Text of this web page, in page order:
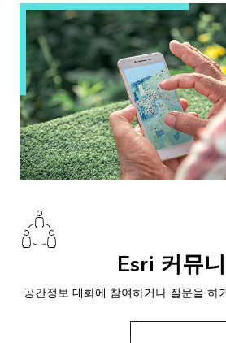
Esri 커뮤
공간정보 대화에 참여하거나 질문을 하